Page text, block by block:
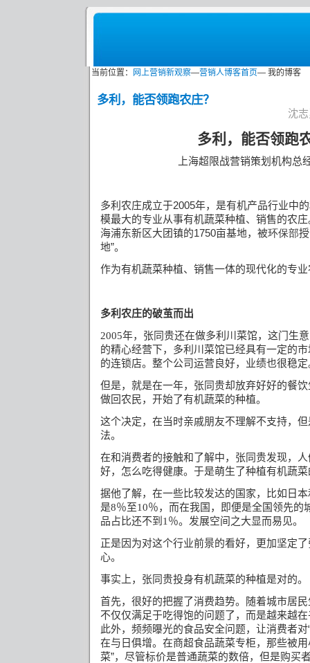
当前位置： 网上营销新观察—营销人博客首页— 我的博客
多利，能否领跑农庄？
沈
多利，能否领跑
上海超限战营销策划机构总
多利农庄成立于2005年，是有机产品行业中
模最大的专业从事有机蔬菜种植、销售的农庄
海浦东新区大团镇的1750亩基地，被环保部
地”。
作为有机蔬菜种植、销售一体的现代化的专
多利农庄的破茧而出
2005年，张同贵还在做多利川菜馆，这门生
的精心经营下，多利川菜馆已经具有一定的
的连锁店。整个公司运营良好，业绩也很稳定
但是，就是在一年，张同贵却放弃好好的餐
做回农民，开始了有机蔬菜的种植。
这个决定，在当时亲戚朋友不理解不支持，
法。
在和消费者的接触和了解中，张同贵发现，
好，怎么吃得健康。于是萌生了种植有机蔬
据他了解，在一些比较发达的国家，比如日
是8％至10％，而在我国，即便是全国领先的
品占比还不到 1 ％。发展空间之大显而易见。
正是因为对这个行业前景的看好，更加坚定
心。
事实上，张同贵投身有机蔬菜的种植是对的。
首先，很好的把握了消费趋势。随着城市居
不仅仅满足于吃得饱的问题了，而是越来越
此外，频频曝光的食品安全问题，让消费者
在与日俱增。在商超食品蔬菜专柜，那些被
菜”，尽管标价是普通蔬菜的数倍，但是购买